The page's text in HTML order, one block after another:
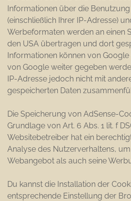
Informationen über die
(einschließlich Ihrer IP-Adresse)
Werbeformaten werden an einen
den USA übertragen und dort
Informationen können von
von Google weiter gegeben
IP-Adresse jedoch nicht mit
gespeicherten Daten
Die Speicherung von AdSense-
Grundlage von Art. 6 Abs. 1 lit. f
Websitebetreiber hat ein
Analyse des Nutzerverhaltens,
Webangebot als auch seine
Du kannst die Installation der
entsprechende Einstellung der